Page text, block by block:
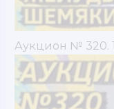
Аукцион № 320.